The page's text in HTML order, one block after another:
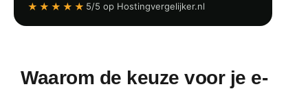
★★★★★ 5/5 op Hostingvergelijker.nl
Waarom de keuze voor je e-